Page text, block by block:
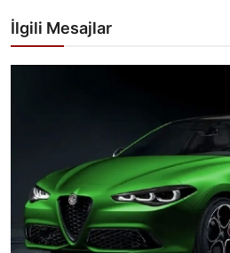
İlgili Mesajlar